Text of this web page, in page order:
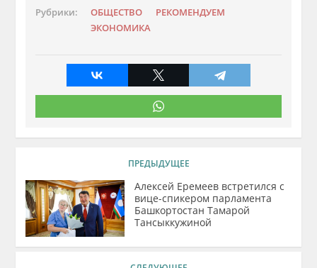
Рубрики: ОБЩЕСТВО
РЕКОМЕНДУЕМ
ЭКОНОМИКА
ПРЕДЫДУЩЕЕ
Алексей Еремеев встретился с
вице-спикером парламента
Башкортостан Тамарой
Тансыккужиной